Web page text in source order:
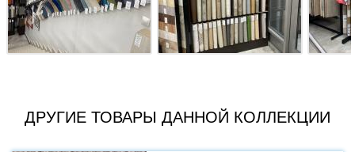
ДРУГИЕ ТОВАРЫ ДАННОЙ КОЛЛЕКЦИИ